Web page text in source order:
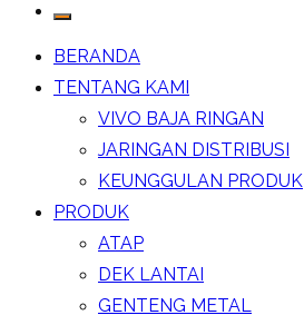
BERANDA
TENTANG KAMI
VIVO BAJA RINGAN
JARINGAN DISTRIBUSI
KEUNGGULAN PRODUK
PRODUK
ATAP
DEK LANTAI
GENTENG METAL